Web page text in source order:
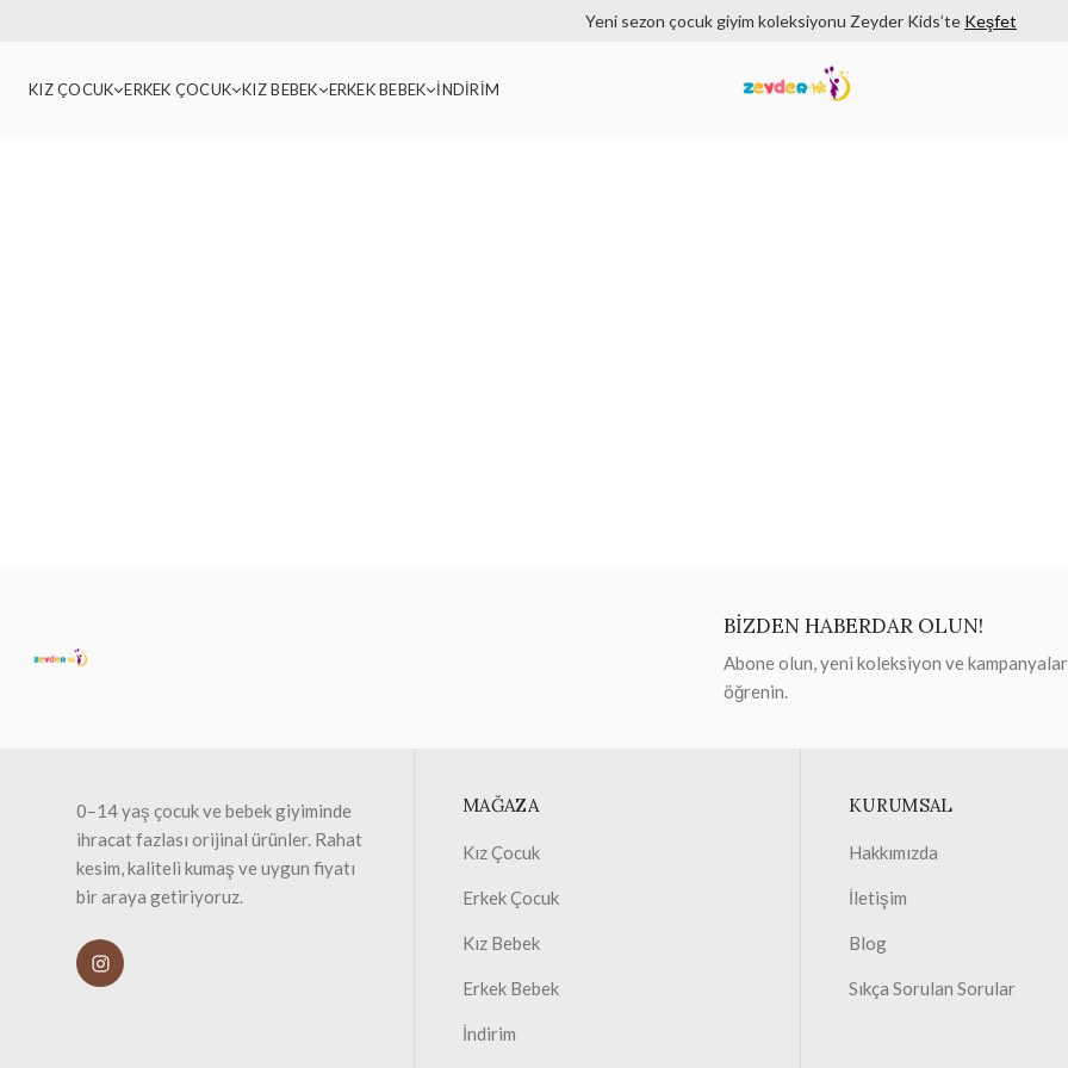
Yeni sezon çocuk giyim koleksiyonu Zeyder Kids’te Keşfet
KIZ ÇOCUK ERKEK ÇOCUK KIZ BEBEK ERKEK BEBEK İNDİRİM
BİZDEN HABERDAR OLUN!
Abone olun, yeni koleksiyon ve
öğrenin.
0–14 yaş çocuk ve bebek giyiminde
ihracat fazlası orijinal ürünler. Rahat
kesim, kaliteli kumaş ve uygun fiyatı
bir araya getiriyoruz.
MAĞAZA
Kız Çocuk
Erkek Çocuk
Kız Bebek
Erkek Bebek
İndirim
KURUMSAL
Hakkımızda
İletişim
Blog
Sıkça Sorulan Sorular